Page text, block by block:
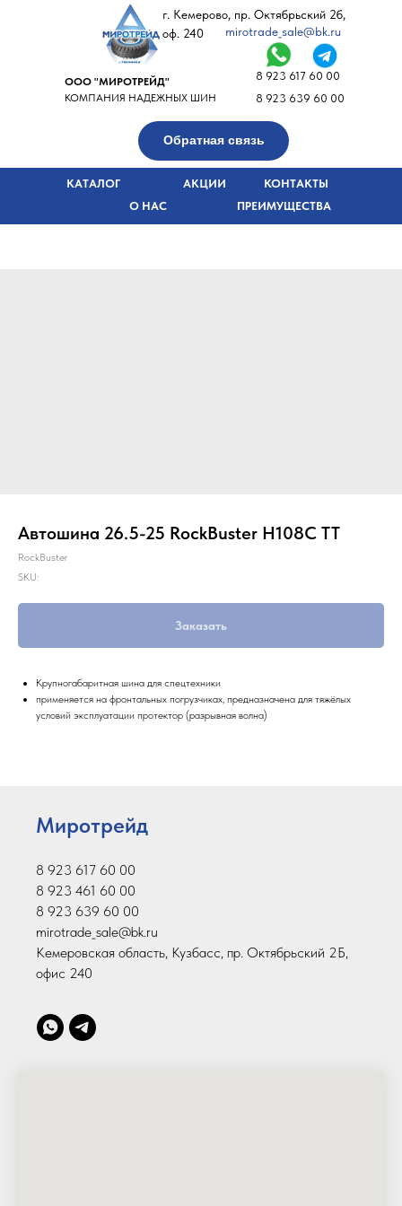
г. Кемерово, пр. Октябрьский 2б,
оф. 240
8 923 617 60 00
8 923 639 60 00
mirotrade_sale@bk.ru
Обратная связь
КАТАЛОГ
АКЦИИ
О НАС
КОНТАКТЫ
ПРЕИМУЩЕСТВА
ООО "МИРОТРЕЙД"
КОМПАНИЯ НАДЕЖНЫХ ШИН
Автошина 26.5-25 RockBuster H108С TT
RockBuster
SKU:
Заказать
Крупногабаритная шина для спецтехники
применяется на фронтальных погрузчиках, предназначена для тяжёлых
условий эксплуатации протектор (разрывная волна)
Миротрейд
8 923 617 60 00
8 923 461 60 00
8 923 639 60 00
mirotrade_sale@bk.ru
Кемеровская область, Кузбасс, пр. Октябрьский 2Б,
офис 240